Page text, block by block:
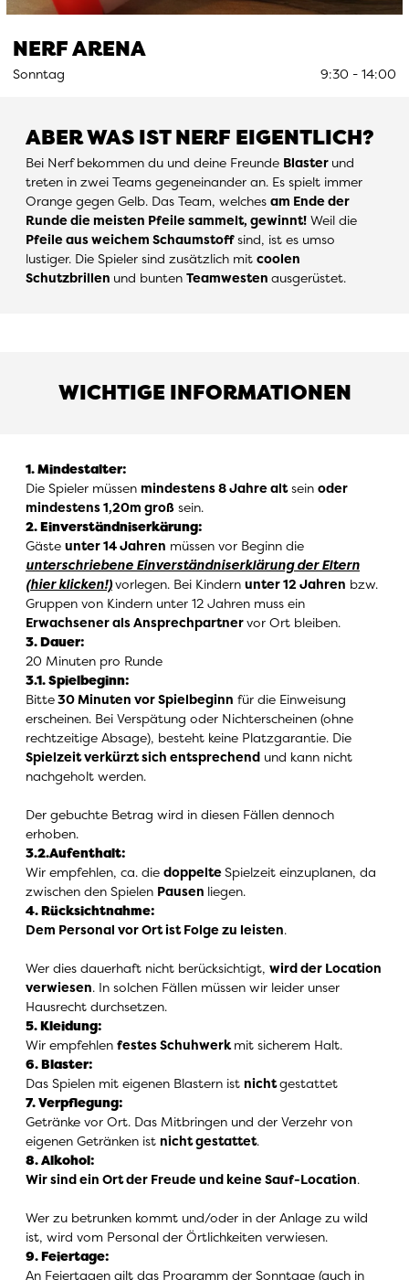
NERF ARENA
Sonntag 9:30 - 14:00
ABER WAS IST NERF EIGENTLICH?
Bei Nerf bekommen du und deine Freunde Blaster und
treten in zwei Teams gegeneinander an. Es spielt immer
Orange gegen Gelb. Das Team, welches am Ende der
Runde die meisten Pfeile sammelt, gewinnt! Weil die
Pfeile aus weichem Schaumstoffsind, ist es umso
lustiger. Die Spieler sind zusätzlich mit coolen
Schutzbrillen und bunten Teamwesten ausgerüstet.
WICHTIGE INFORMATIONEN
1. Mindestalter:
Die Spieler müssen mindestens 8 Jahre altsein oder
mindestens 1,20m groß sein.
2. Einverständniserkärung:
Gäste unter 14 Jahren müssen vor Beginn die
unterschriebene Einverständniserklärungder Eltern
(hier klicken!)vorlegen. Bei Kindern unter 12 Jahren bzw.
Gruppen von Kindern unter 12 Jahren muss ein
Erwachsener als Ansprechpartnervor Ort bleiben.
3. Dauer:
20 Minuten pro Runde
3.1. Spielbeginn:
Bitte30 Minuten vor Spielbeginn für die Einweisung
erscheinen. Bei Verspätung oder Nichterscheinen (ohne
rechtzeitige Absage), besteht keine Platzgarantie. Die
Spielzeit verkürzt sich entsprechend und kann nicht
nachgeholt werden.
Der gebuchte Betrag wird in diesen Fällen dennoch
erhoben.
3.2.Aufenthalt:
Wir empfehlen, ca. die doppelteSpielzeit einzuplanen, da
zwischen den Spielen Pausen liegen.
4. Rücksichtnahme:
Dem Personal vor Ort ist Folge zu leisten.
Wer dies dauerhaft nicht berücksichtigt, wird der Location
verwiesen. In solchen Fällen müssen wir leider unser
Hausrecht durchsetzen.
5. Kleidung:
Wir empfehlen festes Schuhwerkmit sicherem Halt.
6. Blaster:
Das Spielen mit eigenen Blastern ist nichtgestattet
7. Verpflegung:
Getränke vor Ort. Das Mitbringen und der Verzehr von
eigenen Getränken ist nicht gestattet.
8. Alkohol:
Wir sind ein Ort der Freude und keine Sauf-Location.
Wer zu betrunken kommt und/oder in der Anlage zu wild
ist, wird vom Personal der Örtlichkeiten verwiesen.
9. Feiertage:
An Feiertagen gilt das Programm der Sonntage (auch in